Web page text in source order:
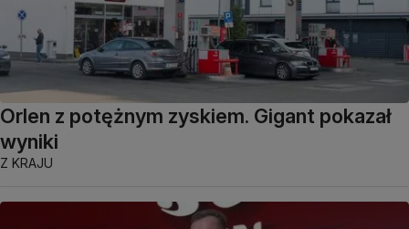
Orlen z potężnym zyskiem. Gigant pokazał
wyniki
Z KRAJU